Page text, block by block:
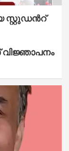
സ്റ്റുഡന്‍റ്